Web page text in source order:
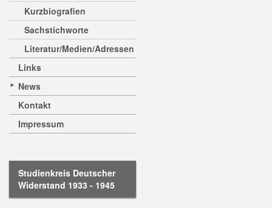
Kurzbiografien
Sachstichworte
Literatur/Medien/Adressen
Links
News
Kontakt
Impressum
Studienkreis Deutscher
Widerstand 1933 - 1945